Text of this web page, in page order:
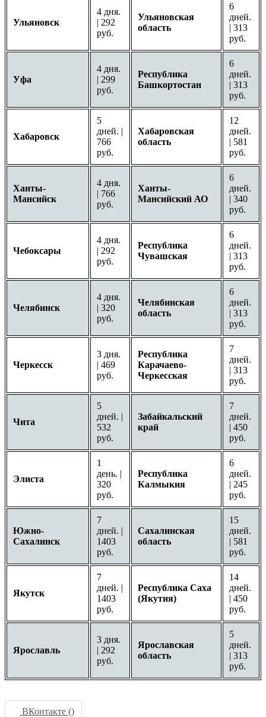
Ульяновск
4 дня.
| 292
руб.
Ульяновская
область
6
дней.
| 313
руб.
Уфа
4 дня.
| 299
руб.
Республика
Башкортостан
6
дней.
| 313
руб.
Хабаровск
5
дней. |
766
руб.
Хабаровская
область
12
дней.
| 581
руб.
Ханты-
Мансийск
4 дня.
| 766
руб.
Ханты-
Мансийский АО
6
дней.
| 340
руб.
Чебоксары
4 дня.
| 292
руб.
Республика
Чувашская
6
дней.
| 313
руб.
Челябинск
4 дня.
| 320
руб.
Челябинская
область
6
дней.
| 313
руб.
Черкесск
3 дня.
| 469
руб.
Республика
Карачаево-
Черкесская
7
дней.
| 313
руб.
Чита
5
дней. |
532
руб.
Забайкальский
край
7
дней.
| 450
руб.
Элиста
1
день. |
320
руб.
Республика
Калмыкия
6
дней.
| 245
руб.
Южно-
Сахалинск
7
дней. |
1403
руб.
Сахалинская
область
15
дней.
| 581
руб.
Якутск
7
дней. |
1403
руб.
Республика Саха
(Якутия)
14
дней.
| 450
руб.
Ярославль
3 дня.
| 292
руб.
Ярославская
область
5
дней.
| 313
руб.
ВКонтакте ()